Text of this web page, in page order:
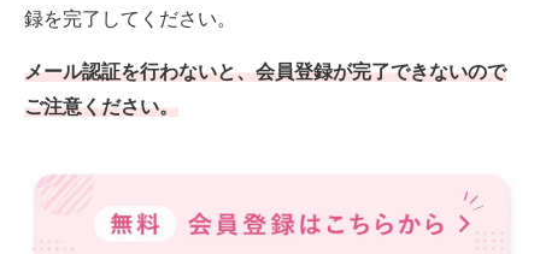
録を完了してください。
メール認証を行わないと、会員登録が完了できないので
ご注意ください。